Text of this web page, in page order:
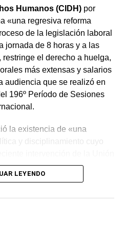
Humanos (CIDH)por
«una regresiva reforma
de la legislación laboral
jornada de 8 horas y a las
el derecho a huelga,
más extensas y salarios
audiencia que se realizó en
196º Período de Sesiones
la existencia de «una
la persecución mediática,
desplegada por funcionarios
es beneficiar sólo a los
LEYENDO